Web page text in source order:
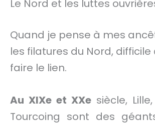
Le Nord et les luttes
Quand je pense à mes
les filatures du Nord,
faire le lien.
Au XIXe et XXe siècle,
Tourcoing sont des